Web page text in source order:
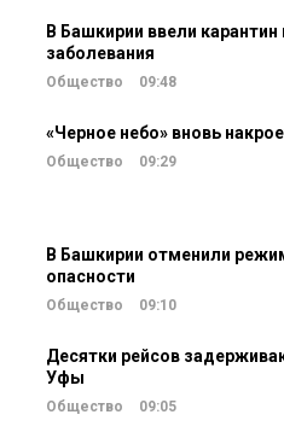
В Башкирии ввели карантин
заболевания
Общество 09:48
«Черное небо» вновь
Общество 09:29
В Башкирии отменили
опасности
Общество 09:10
Десятки рейсов
Уфы
Общество 09:05